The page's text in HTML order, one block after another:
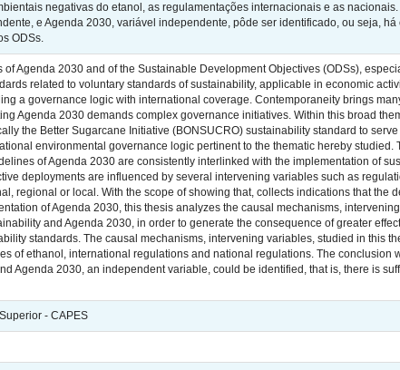
negativas do etanol, as regulamentações internacionais e as
e Agenda 2030, variável independente, pôde ser identificado, ou seja,
ODSs.
Agenda 2030 and of the Sustainable Development Objectives (ODSs),
related to voluntary standards of sustainability, applicable in economic
a governance logic with international coverage. Contemporaneity brings
Agenda 2030 demands complex governance initiatives. Within this broad
the Better Sugarcane Initiative (BONSUCRO) sustainability standard to
environmental governance logic pertinent to the thematic hereby studied.
of Agenda 2030 are consistently interlinked with the implementation of
deployments are influenced by several intervening variables such as
regional or local. With the scope of showing that, collects indications that the
of Agenda 2030, this thesis analyzes the causal mechanisms,
and Agenda 2030, in order to generate the consequence of greater
standards. The causal mechanisms, intervening variables, studied in this
of ethanol, international regulations and national regulations. The conclusion
Agenda 2030, an independent variable, could be identified, that is, there is
- CAPES